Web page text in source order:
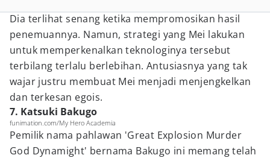
Dia terlihat senang ketika mempromosikan hasil
penemuannya. Namun, strategi yang Mei lakukan
untuk memperkenalkan teknologinya tersebut
terbilang terlalu berlebihan. Antusiasnya yang tak
wajar justru membuat Mei menjadi menjengkelkan
dan terkesan egois.
7. Katsuki Bakugo
funimation.com/My Hero Academia
Pemilik nama pahlawan 'Great Explosion Murder
God Dynamight' bernama Bakugo ini memang telah